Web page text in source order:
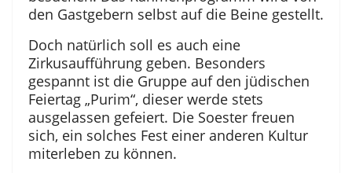
den Gastgebern selbst auf die Beine gestellt.
Doch natürlich soll es auch eine
Zirkusaufführung geben. Besonders
gespannt ist die Gruppe auf den jüdischen
Feiertag „Purim“, dieser werde stets
ausgelassen gefeiert. Die Soester freuen
sich, ein solches Fest einer anderen Kultur
miterleben zu können.